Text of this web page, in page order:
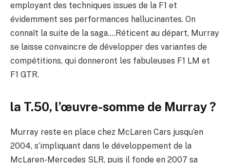
employant des techniques issues de la F1 et
évidemment ses performances hallucinantes. On
connaît la suite de la saga….Réticent au départ, Murray
se laisse convaincre de développer des variantes de
compétitions, qui donneront les fabuleuses F1 LM et
F1 GTR.
la T.50, l’œuvre-somme de Murray ?
Murray reste en place chez McLaren Cars jusqu’en
2004, s’impliquant dans le développement de la
McLaren-Mercedes SLR, puis il fonde en 2007 sa